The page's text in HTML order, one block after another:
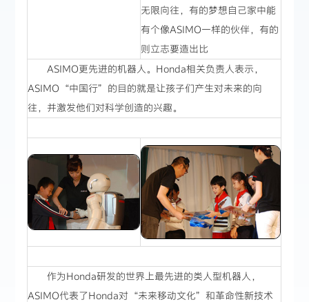
无限向往，有的梦想自己家中能
有个像ASIMO一样的伙伴，有的
则立志要造出比
ASIMO更先进的机器人。Honda相关负责人表示，
ASIMO“中国行”的目的就是让孩子们产生对未来的向
往，并激发他们对科学创造的兴趣。
作为Honda研发的世界上最先进的类人型机器人，
ASIMO代表了Honda对“未来移动文化”和革命性新技术